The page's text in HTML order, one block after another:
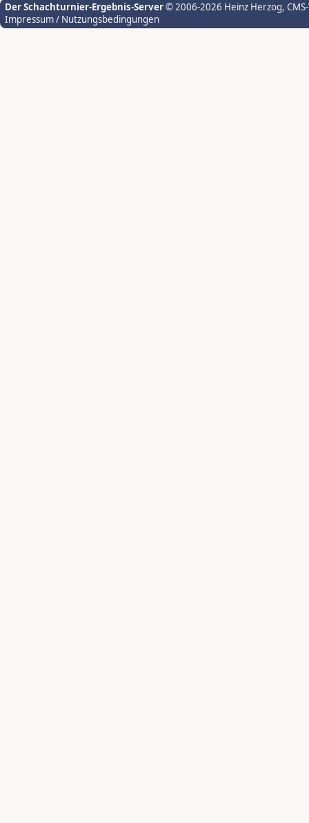
Der Schachturnier-Ergebnis-Server© 2006-2026 Heinz Herzog,
Impressum / Nutzungsbedingungen